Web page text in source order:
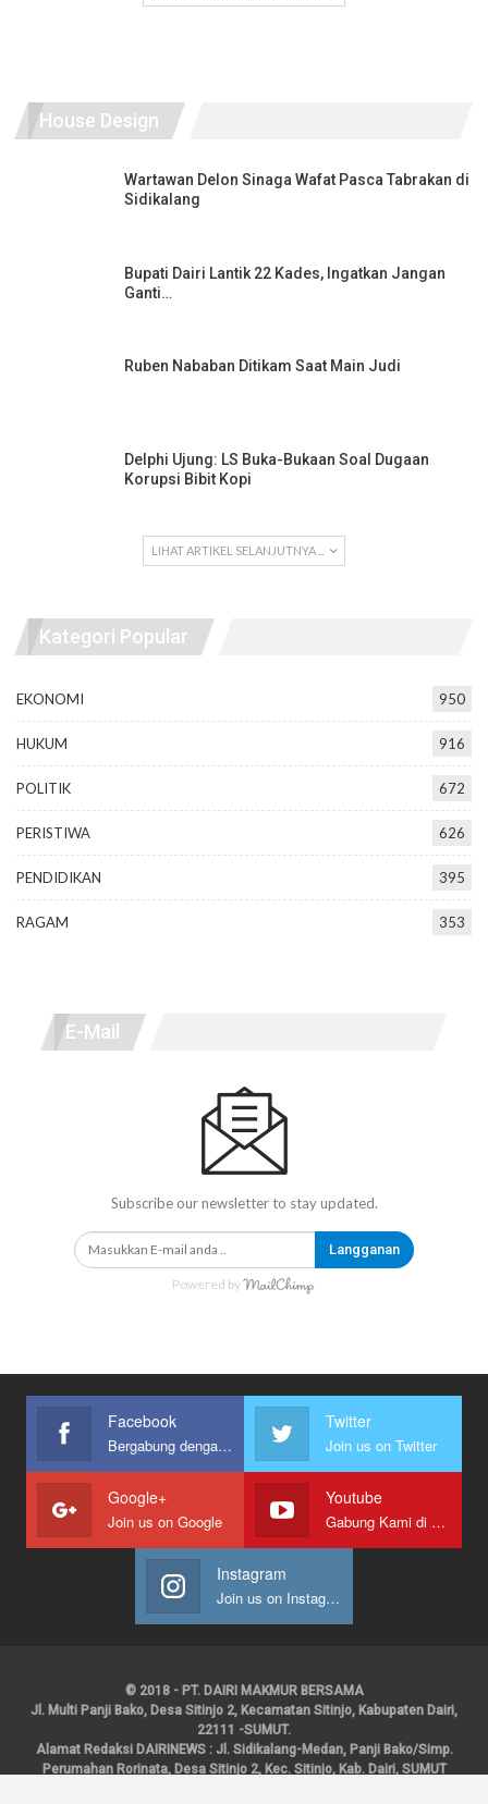
House Design
Wartawan Delon Sinaga Wafat Pasca Tabrakan di
Sidikalang
Bupati Dairi Lantik 22 Kades, Ingatkan Jangan
Ganti…
Ruben Nababan Ditikam Saat Main Judi
Delphi Ujung: LS Buka-Bukaan Soal Dugaan
Korupsi Bibit Kopi
LIHAT ARTIKEL SELANJUTNYA ...
Kategori Popular
EKONOMI 950
HUKUM 916
POLITIK 672
PERISTIWA 626
PENDIDIKAN 395
RAGAM 353
E-Mail
Subscribe our newsletter to stay updated.
Langganan
Powered by
Facebook
Bergabung dengan kami
Twitter
Join us on Twitter
Google+
Join us on Google
Youtube
Gabung Kami di Youtube
Instagram
Join us on Instagram
© 2018 - PT. DAIRI MAKMUR BERSAMA
Jl. Multi Panji Bako, Desa Sitinjo 2, Kecamatan Sitinjo, Kabupaten Dairi,
22111 -SUMUT.
Alamat Redaksi DAIRINEWS : Jl. Sidikalang-Medan, Panji Bako/Simp.
Perumahan Rorinata, Desa Sitinjo 2, Kec. Sitinjo, Kab. Dairi, SUMUT